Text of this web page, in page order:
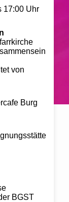
17:00 Uhr
von
Burg
BGST